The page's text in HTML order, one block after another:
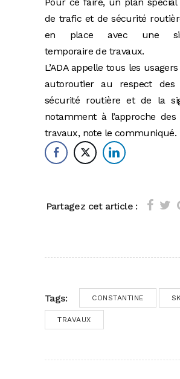
Pour ce faire, un plan spécial
de trafic et de sécurité
en place avec une
temporaire de travaux.
L’ADA appelle tous les
autoroutier au respect des
sécurité routière et de la
notamment à l’approche des
travaux, note le communiqué.
Partagez cet article :
Tags: CONSTANTINE
TRAVAUX